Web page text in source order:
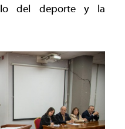
del deporte y la